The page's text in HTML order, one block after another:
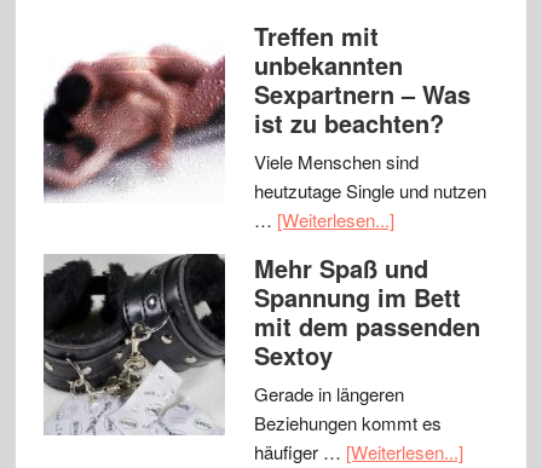
Treffen mit
unbekannten
Sexpartnern – Was
ist zu beachten?
Viele Menschen sind
heutzutage Single und nutzen
… [Weiterlesen...]
Mehr Spaß und
Spannung im Bett
mit dem passenden
Sextoy
Gerade in längeren
Beziehungen kommt es
häufiger … [Weiterlesen...]